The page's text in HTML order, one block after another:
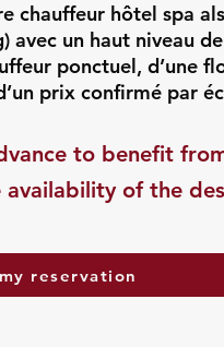
chauffeur hôtel spa
avec un haut niveau
ponctuel, d’une
prix confirmé par
to benefit
of the
reservation